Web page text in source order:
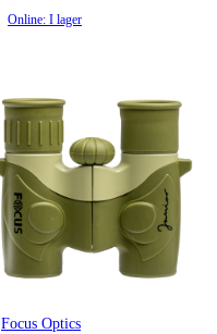
Online: I lager
Focus Optics